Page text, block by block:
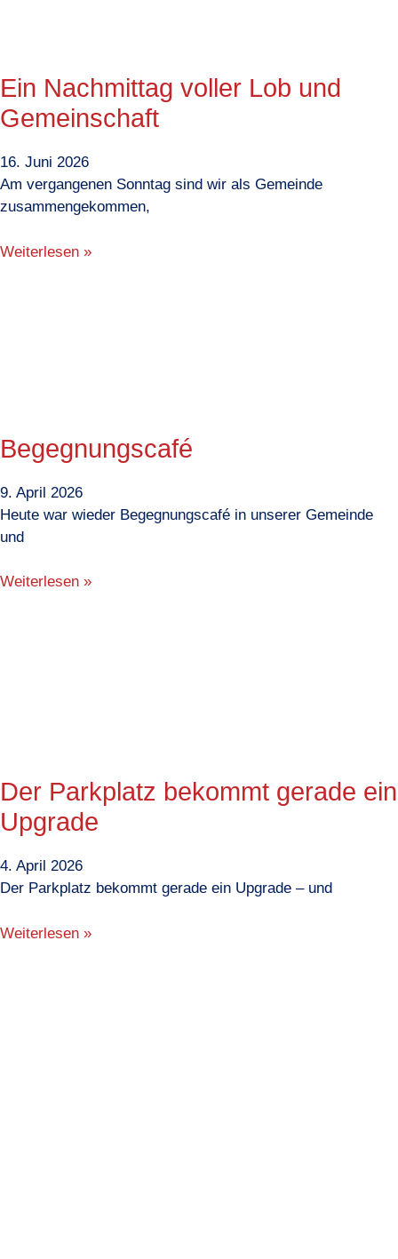
Ein Nachmittag voller Lob und
Gemeinschaft
16. Juni 2026
Am vergangenen Sonntag sind wir als Gemeinde
zusammengekommen,
Weiterlesen »
Begegnungscafé
9. April 2026
Heute war wieder Begegnungscafé in unserer Gemeinde
und
Weiterlesen »
Der Parkplatz bekommt gerade ein
Upgrade
4. April 2026
Der Parkplatz bekommt gerade ein Upgrade – und
Weiterlesen »